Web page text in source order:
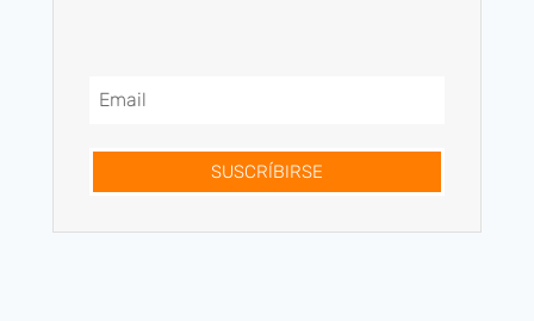
SUSCRÍBIRSE